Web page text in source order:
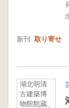
新刊 取り寄せ
湖北明清
古建築博
物館館蔵